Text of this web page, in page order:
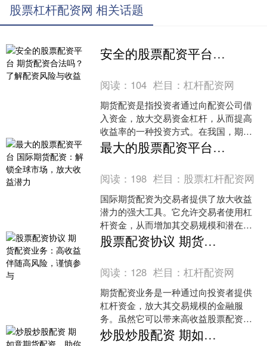
股票杠杆配资网 相关话题
安全的股票配资平台 期货配资合法吗？了解配资风险与收益
阅读： 104 栏目：杠杆配资网
期货配资是指投资者通过向配资公司借
入资金，放大交易资金杠杆，从而提高
收益率的一种投资方式。在我国，期货
配资是否合法一直存在争议。 这些平台
以其雄厚的资金实力、专....
最大的股票配资平台 国际期货配资：解锁全球市场，放大收益潜力
阅读： 198 栏目： 股票杠杆配资网
国际期货配资为交易者提供了放大收益
潜力的强大工具。它允许交易者使用杠
杆资金，从而增加其交易规模和潜在利
润。 上虞股票配资平台拥有经验丰富的
专业团队，对市场动态有....
股票配资协议 期货配资业务：高收益伴随高风险，谨慎参与
阅读： 128 栏目：杠杆配资网
期货配资业务是一种通过向投资者提供
杠杆资金，放大其交易规模的金融服
务。虽然它可以带来高收益股票配资协
议，但同时也伴随着高风险。 * **安全
炒股炒股配资 期如意期货配资，助你投资无忧，轻松获利